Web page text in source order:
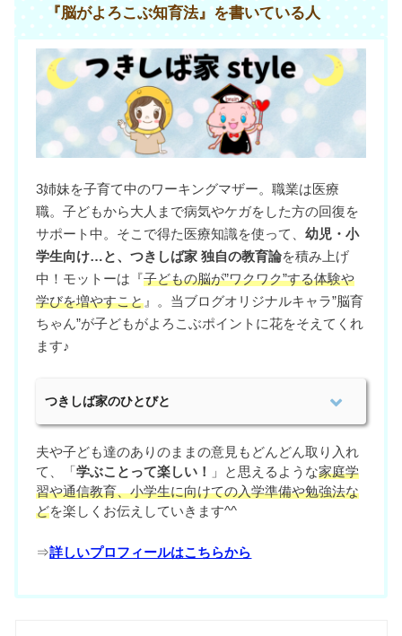
『脳がよろこぶ知育法』を書いている人
3姉妹を子育て中のワーキングマザー。職業は医療
職。子どもから大人まで病気やケガをした方の回復を
サポート中。そこで得た医療知識を使って、幼児・小
学生向け…と、つきしば家 独自の教育論を積み上げ
中！モットーは『子どもの脳が”ワクワク”する体験や
学びを増やすこと 』。当ブログオリジナルキャラ”脳育
ちゃん”が子どもがよろこぶポイントに花をそえてくれ
ます♪
つきしば家のひとびと
夫や子ども達のありのままの意見もどんどん取り入れ
て、「学ぶことって楽しい！ 」と思えるような家庭学
習や通信教育、小学生に向けての入学準備や勉強法な
どを楽しくお伝えしていきます^^
⇒詳しいプロフィールはこちらから